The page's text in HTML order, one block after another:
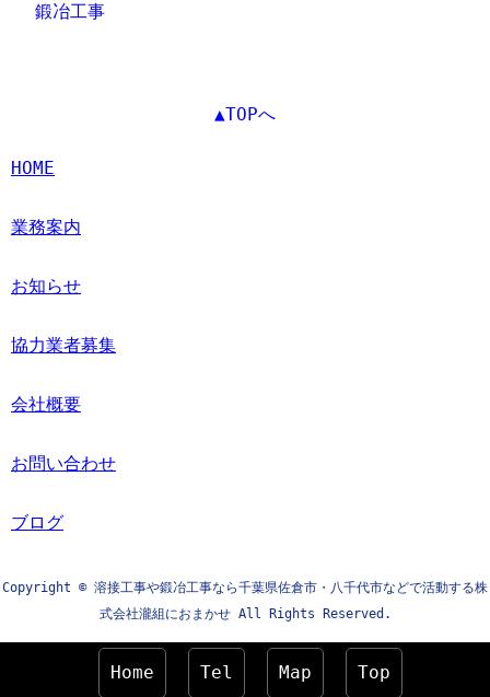
鍛冶工事
▲TOPへ
HOME
業務案内
お知らせ
協力業者募集
会社概要
お問い合わせ
ブログ
Copyright © 溶接工事や鍛冶工事なら千葉県佐倉市・八千代市などで活動する株
式会社瀧組におまかせ All Rights Reserved.
Home Tel Map Top